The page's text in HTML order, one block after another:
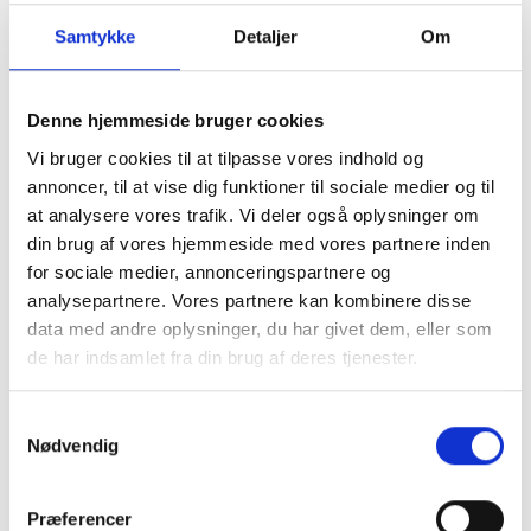
Samtykke Detaljer Om
Denne hjemmeside bruger cookies
Vi bruger cookies til at tilpasse vores indhold og
annoncer, til at vise dig funktioner til sociale medier og til
at analysere vores trafik. Vi deler også oplysninger om
din brug af vores hjemmeside med vores partnere inden
for sociale medier, annonceringspartnere og
analysepartnere. Vores partnere kan kombinere disse
data med andre oplysninger, du har givet dem, eller som
de har indsamlet fra din brug af deres tjenester.
Nødvendig
Præferencer
muligt at kombinere den med alle modeller i samme S26
serie da de alle har samme dybde og højde. Der er låg
4.795,00
( 5.993,75 m/Moms )
Pris - DKK
På lager
Se produktet
GRATIS levering!